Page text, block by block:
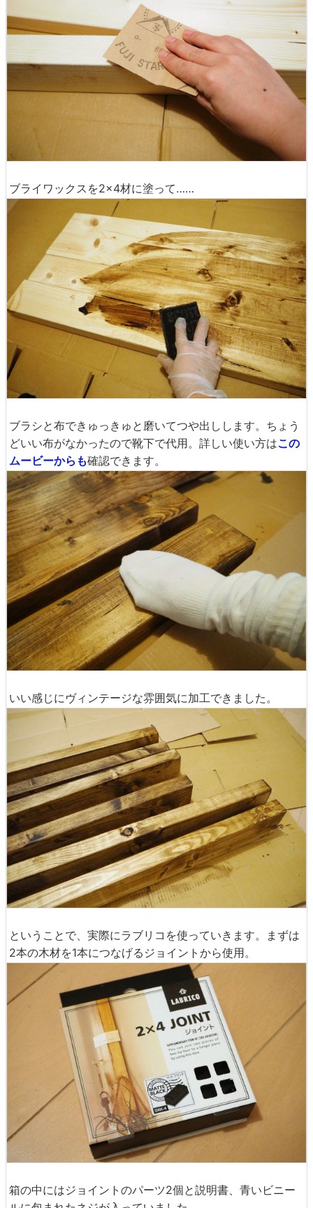
ブライワックスを2×4材に塗って……
ブラシと布できゅっきゅと磨いてつや出しします。ちょう
どいい布がなかったので靴下で代用。詳しい使い方はこの
ムービーからも確認できます。
いい感じにヴィンテージな雰囲気に加工できました。
ということで、実際にラブリコを使っていきます。まずは
2本の木材を1本につなげるジョイントから使用。
箱の中にはジョイントのパーツ2個と説明書、青いビニー